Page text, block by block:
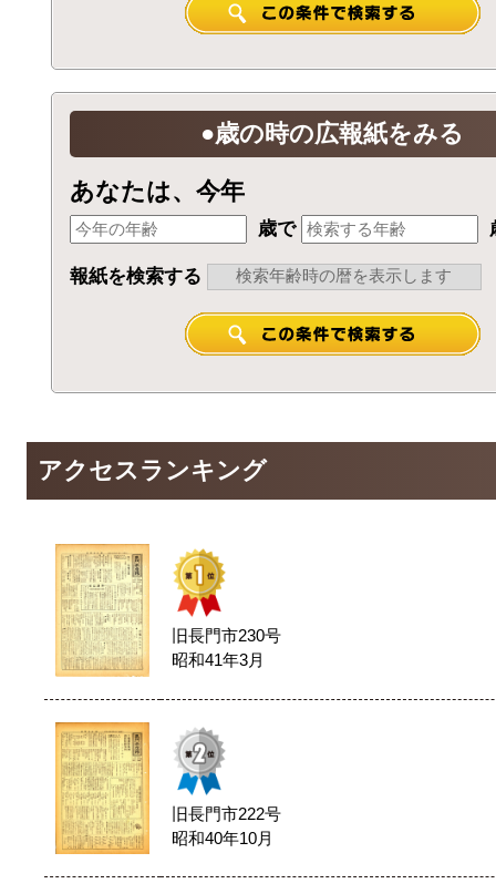
●歳の時の広報紙をみる
あなたは、今年
歳で
報紙を検索する
アクセスランキング
旧長門市230号
昭和41年3月
旧長門市222号
昭和40年10月